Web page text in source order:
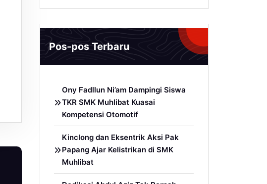
Pos-pos Terbaru
Ony Fadllun Ni’am Dampingi Siswa
TKR SMK Muhlibat Kuasai
Kompetensi Otomotif
Kinclong dan Eksentrik Aksi Pak
Papang Ajar Kelistrikan di SMK
Muhlibat